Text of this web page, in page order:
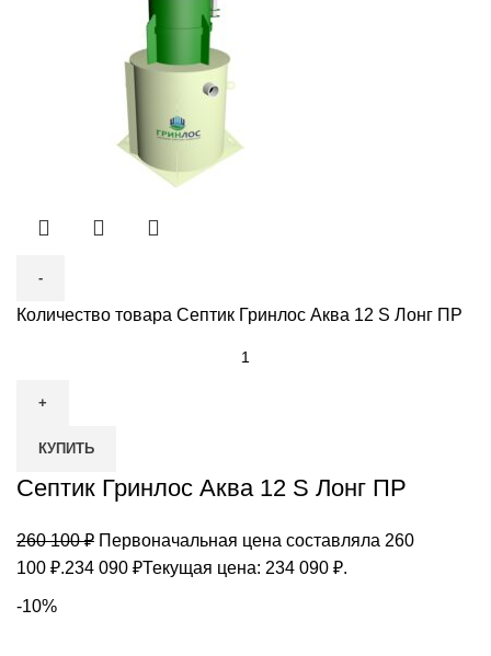
Количество товара Септик Гринлос Аква 12 S Лонг ПР
КУПИТЬ
Септик Гринлос Аква 12 S Лонг ПР
260 100₽ Первоначальная цена составляла 260
100 ₽.234 090 ₽Текущая цена: 234 090 ₽.
-10%